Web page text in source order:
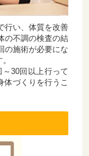
行い、体質を改善
の不調の検査の結
の施術が必要にな
～30回以上行って
体づくりを行うこ